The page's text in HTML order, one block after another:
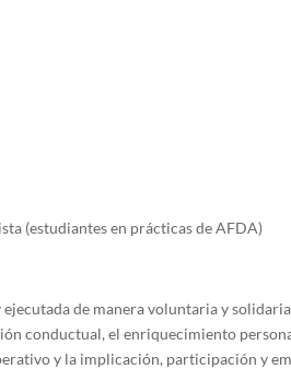
(estudiantes en prácticas de AFDA)
de manera voluntaria y
conductual, el enriquecimiento
y la implicación, participación y